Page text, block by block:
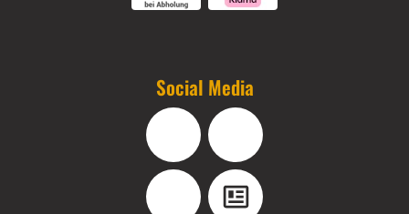
Social Media
Facebook Instagram
YouTube Blog